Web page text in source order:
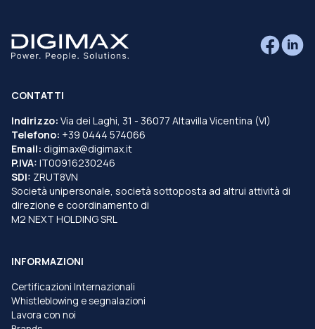
CONTATTI
Indirizzo: Via dei Laghi, 31 - 36077 Altavilla Vicentina (VI)
Telefono: +39 0444 574066
Email: digimax@digimax.it
P.IVA: IT00916230246
SDI: ZRUT8VN
Società unipersonale, società sottoposta ad altrui attività di
direzione e coordinamento di
M2 NEXT HOLDING SRL
INFORMAZIONI
Certificazioni Internazionali
Whistleblowing e segnalazioni
Lavora con noi